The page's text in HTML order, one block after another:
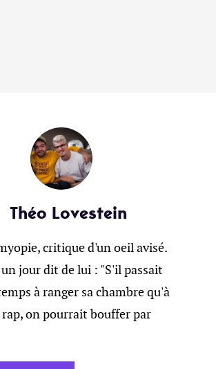
Théo Lovestein
critique d'un oeil avisé.
un jour dit de lui : "S'il passait
à ranger sa chambre qu'à
on pourrait bouffer par